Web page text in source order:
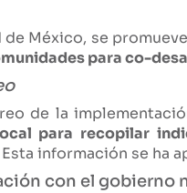
de México, se
para co-
de la
para recopilar
Esta información se ha
con el gobierno